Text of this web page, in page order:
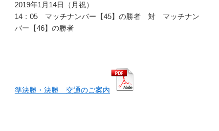
2019年1月14日（月祝）
14：05 マッチナンバー【45】の勝者 対 マッチナン
バー【46】の勝者
準決勝・決勝 交通のご案内